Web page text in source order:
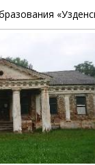
«